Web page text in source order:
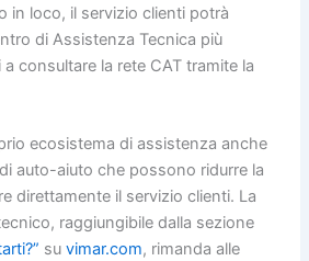
in loco, il servizio clienti potrà
di Assistenza Tecnica più
consultare la rete CAT tramite la
ecosistema di assistenza anche
auto-aiuto che possono ridurre la
direttamente il servizio clienti. La
raggiungibile dalla sezione
suvimar.com, rimanda alle